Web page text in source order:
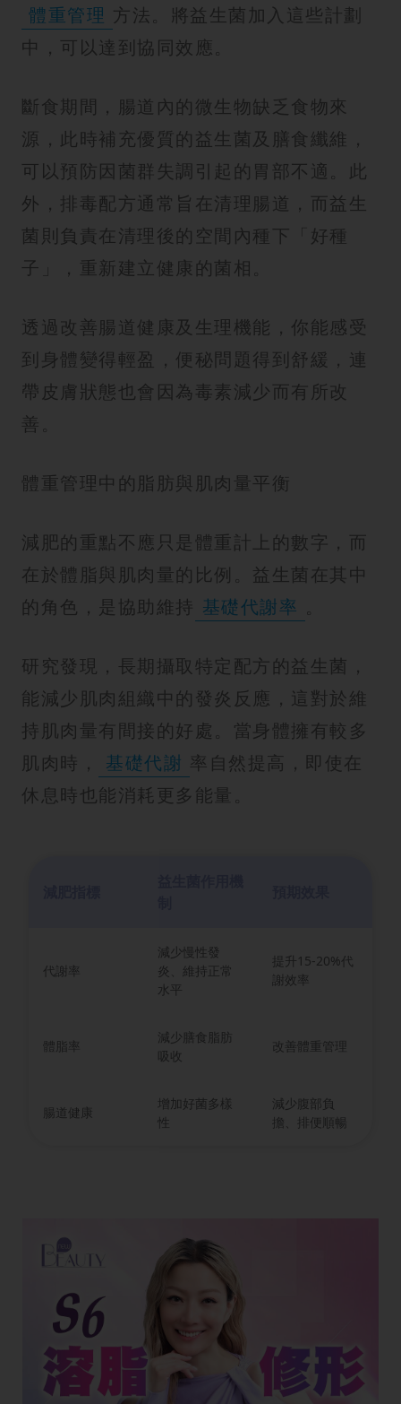
體重管理 方法。將益生菌加入這些計劃
中，可以達到協同效應。
斷食期間，腸道內的微生物缺乏食物來
源，此時補充優質的益生菌及膳食纖維，
可以預防因菌群失調引起的胃部不適。此
外，排毒配方通常旨在清理腸道，而益生
菌則負責在清理後的空間內種下「好種
子」，重新建立健康的菌相。
透過改善腸道健康及生理機能，你能感受
到身體變得輕盈，便秘問題得到舒緩，連
帶皮膚狀態也會因為毒素減少而有所改
善。
體重管理中的脂肪與肌肉量平衡
減肥的重點不應只是體重計上的數字，而
在於體脂與肌肉量的比例。益生菌在其中
的角色，是協助維持 基礎代謝率
研究發現，長期攝取特定配方的益生菌，
能減少肌肉組織中的發炎反應，這對於維
持肌肉量有間接的好處。當身體擁有較多
肌肉時，
基礎代謝 率自然提高，即使在
休息時也能消耗更多能量。
代謝率
減少慢性發
炎、維持正常
水平
提升15-20%代
謝效率
體脂率
減少膳食脂肪
吸收
改善體重管理
腸道健康
增加好菌多樣
性
減少腹部負
擔、排便順暢